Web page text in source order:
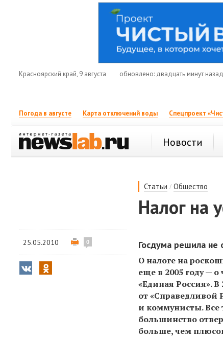
Красноярский край, 9 августа обновлено: двадцать минут назад
Погода в августе Карта отключений воды Спецпроект
Новости
Статьи /Общество
Налог на
25.05.2010 0 Госдума решила не
О налоге на
еще в 2005 году —
«Единая Россия».
от «Справедливой
и коммунисты. Все
большинство
больше, чем